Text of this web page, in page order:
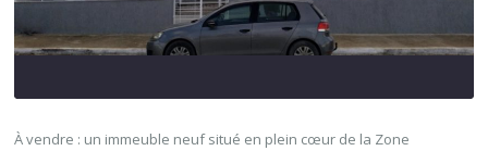
À vendre : un immeuble neuf situé en plein cœur de la Zone